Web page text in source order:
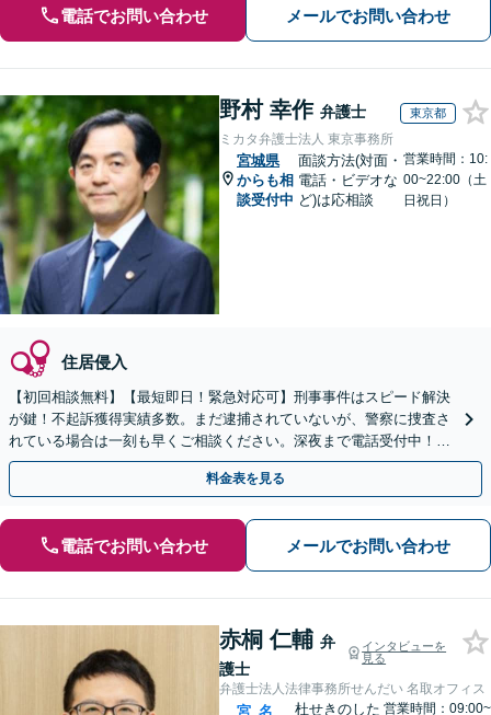
電話でお問い合わせ メールでお問い合わせ
野村 幸作 弁護士 東京都
ミカタ弁護士法人 東京事務所
宮城県
からも相
談受付中
面談方法(対面・
電話・ビデオな
ど)は応相談
営業時間：10:
00~22:00（土
日祝日）
住居侵入
【初回相談無料】【最短即日！緊急対応可】刑事事件はスピード解決
が鍵！不起訴獲得実績多数。まだ逮捕されていないが、警察に捜査さ
れている場合は一刻も早くご相談ください。深夜まで電話受付中！痴
漢／盗撮／のぞき／その他性犯罪など
料金表を見る
電話でお問い合わせ メールでお問い合わせ
赤桐 仁輔 弁
護士
インタビューを
見る
弁護士法人法律事務所せんだい 名取オフィス
宮 名 杜せきのした 営業時間：09:00~